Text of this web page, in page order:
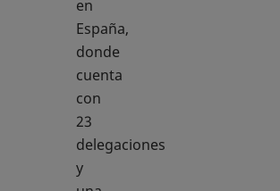
en
España,
donde
cuenta
con
23
delegaciones
y